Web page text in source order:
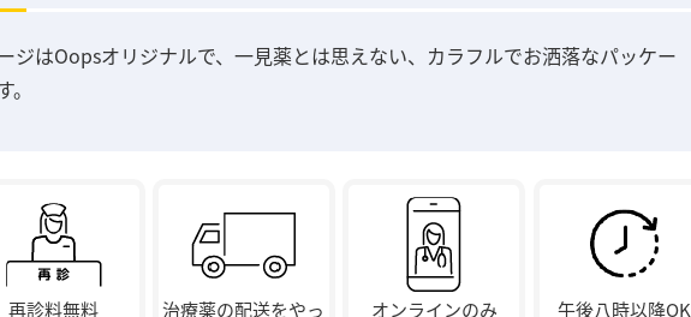
ジはOopsオリジナルで、一見薬とは思えない、カラフルでお洒落なパッケー
再診料無料 治療薬の配送をやっ オンラインのみ 午後八時以降OK